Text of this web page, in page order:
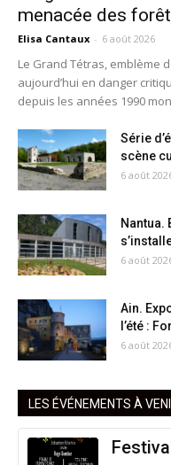
menacée des
Elisa Cantaux - 6 août 2026
Le Grand Tétras, emblème
aujourd’hui en danger
depuis les années 1990
Série
scène
6 août
Nantua.
6 août
Ain.
l’été :
6 août
LES ÉVÉNEMENTS À